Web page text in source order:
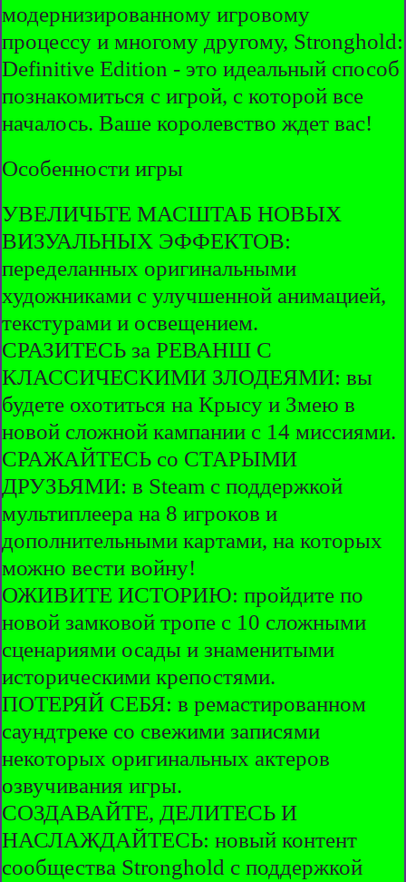
модернизированному игровому
процессу и многому другому, Stronghold:
Definitive Edition - это идеальный способ
познакомиться с игрой, с которой все
началось. Ваше королевство ждет вас!
Особенности игры
УВЕЛИЧЬТЕ МАСШТАБ НОВЫХ
ВИЗУАЛЬНЫХ ЭФФЕКТОВ:
переделанных оригинальными
художниками с улучшенной анимацией,
текстурами и освещением.
СРАЗИТЕСЬ за РЕВАНШ С
КЛАССИЧЕСКИМИ ЗЛОДЕЯМИ: вы
будете охотиться на Крысу и Змею в
новой сложной кампании с 14 миссиями.
СРАЖАЙТЕСЬ со СТАРЫМИ
ДРУЗЬЯМИ: в Steam с поддержкой
мультиплеера на 8 игроков и
дополнительными картами, на которых
можно вести войну!
ОЖИВИТЕ ИСТОРИЮ: пройдите по
новой замковой тропе с 10 сложными
сценариями осады и знаменитыми
историческими крепостями.
ПОТЕРЯЙ СЕБЯ: в ремастированном
саундтреке со свежими записями
некоторых оригинальных актеров
озвучивания игры.
СОЗДАВАЙТЕ, ДЕЛИТЕСЬ И
НАСЛАЖДАЙТЕСЬ: новый контент
сообщества Stronghold с поддержкой